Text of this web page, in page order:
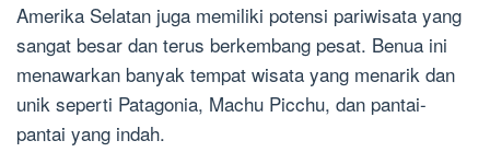
Amerika Selatan juga memiliki potensi pariwisata yang
sangat besar dan terus berkembang pesat. Benua ini
menawarkan banyak tempat wisata yang menarik dan
unik seperti Patagonia, Machu Picchu, dan pantai-
pantai yang indah.